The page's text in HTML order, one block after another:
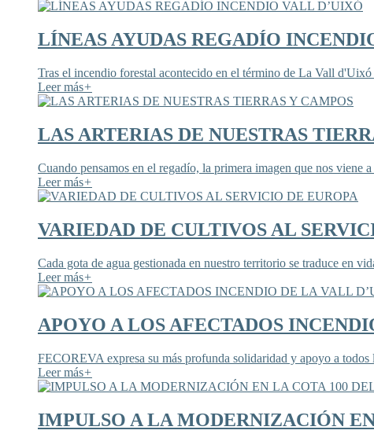
LÍNEAS AYUDAS REGADÍO
Tras el incendio forestal acontecido en el término de La Vall d'Uixó
Leer más+
LAS ARTERIAS DE NUESTRAS
Cuando pensamos en el regadío, la primera imagen que nos viene a
Leer más+
VARIEDAD DE CULTIVOS AL
Cada gota de agua gestionada en nuestro territorio se traduce en
Leer más+
APOYO A LOS AFECTADOS
FECOREVA expresa su más profunda solidaridad y apoyo a todos
Leer más+
IMPULSO A LA MODERNIZACIÓN